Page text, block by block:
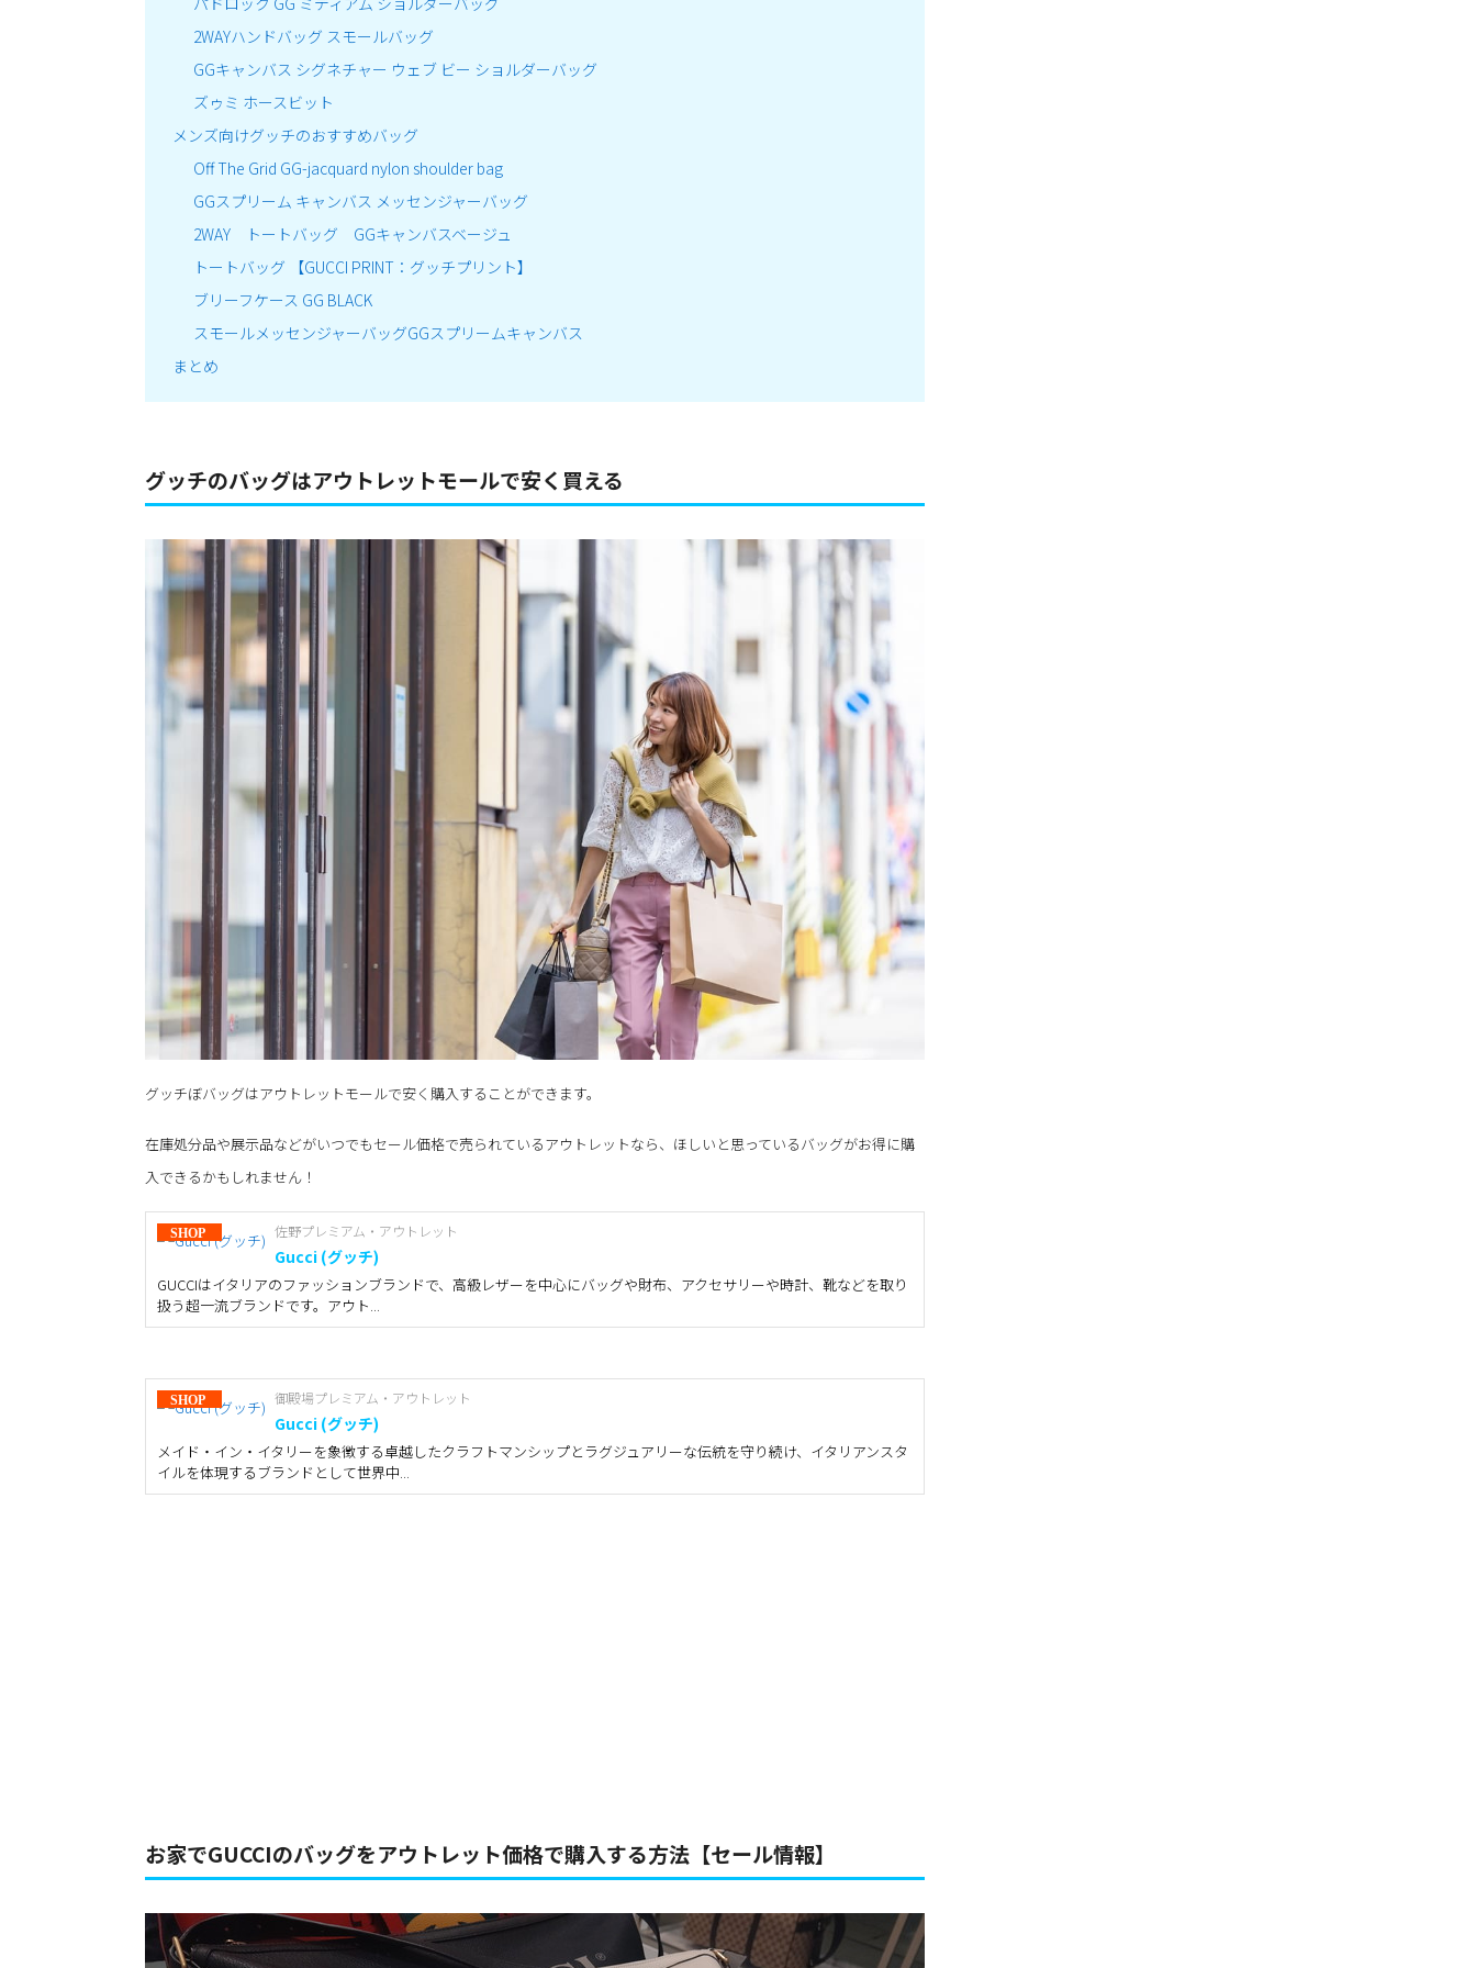
2WAYハンドバッグ スモールバッグ
GGキャンバス シグネチャー ウェブ ビー ショルダーバッグ
ズゥミ ホースビット
メンズ向けグッチのおすすめバッグ
Off The Grid GG-jacquard nylon shoulder bag
GGスプリーム キャンバス メッセンジャーバッグ
2WAY トートバッグ GGキャンバスベージュ
トートバッグ 【GUCCI PRINT：グッチプリント】
ブリーフケース GG BLACK
スモールメッセンジャーバッグGGスプリームキャンバス
まとめ
グッチのバッグはアウトレットモールで安く買える
グッチぼバッグはアウトレットモールで安く購入することができます。
在庫処分品や展示品などがいつでもセール価格で売られているアウトレットなら、ほしいと思っているバッグがお得に購
入できるかもしれません！
佐野プレミアム・アウトレット
Gucci (グッチ)
GUCCIはイタリアのファッションブランドで、高級レザーを中心にバッグや財布、アクセサリーや時計、靴などを取り
扱う超一流ブランドです。アウト...
御殿場プレミアム・アウトレット
Gucci (グッチ)
メイド・イン・イタリーを象徴する卓越したクラフトマンシップとラグジュアリーな伝統を守り続け、イタリアンスタ
イルを体現するブランドとして世界中...
お家でGUCCIのバッグをアウトレット価格で購入する方法【セール情報】